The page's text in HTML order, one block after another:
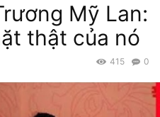
Mỹ Lan:
thật của nó
0
415